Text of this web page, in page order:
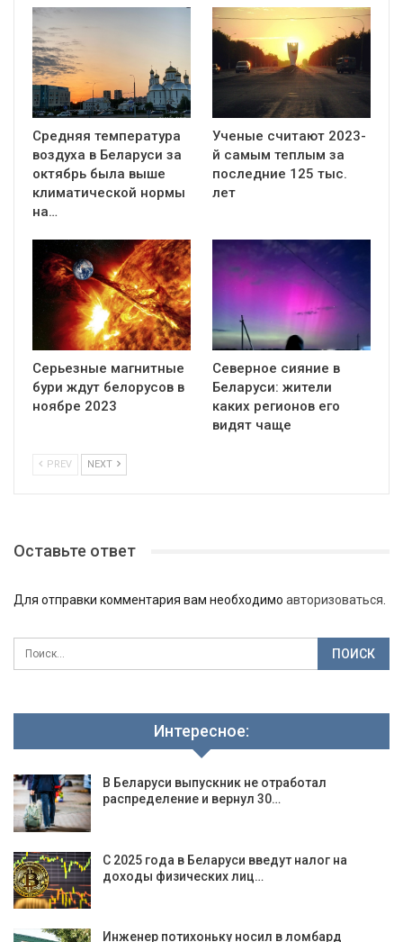
Средняя температура
воздуха в Беларуси за
октябрь была выше
климатической нормы
на…
Ученые считают 2023-
й самым теплым за
последние 125 тыс.
лет
Серьезные магнитные
бури ждут белорусов в
ноябре 2023
Северное сияние в
Беларуси: жители
каких регионов его
видят чаще
PREV NEXT
Оставьте ответ
Для отправки комментария вам необходимо авторизоваться
Интересное:
В Беларуси выпускник не отработал
распределение и вернул 30…
С 2025 года в Беларуси введут налог на
доходы физических лиц…
Инженер потихоньку носил в ломбард